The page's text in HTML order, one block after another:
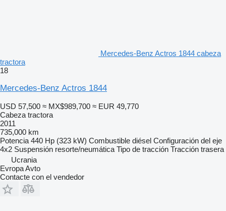
Mercedes-Benz Actros 1844 cabeza
tractora
18
Mercedes-Benz Actros 1844
USD 57,500 ≈ MX$989,700 ≈ EUR 49,770
Cabeza tractora
2011
735,000 km
Potencia 440 Hp (323 kW) Combustible diésel Configuración del eje
4x2 Suspensión resorte/neumática Tipo de tracción Tracción trasera
Ucrania
Evropa Avto
Contacte con el vendedor